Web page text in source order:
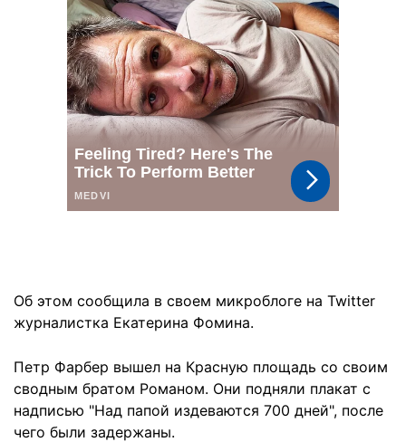
Об этом сообщила в своем микроблоге на Twitter
журналистка Екатерина Фомина.
Петр Фарбер вышел на Красную площадь со своим
сводным братом Романом. Они подняли плакат с
надписью "Над папой издеваются 700 дней", после
чего были задержаны.